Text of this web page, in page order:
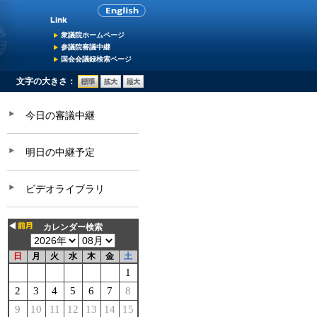
衆議院ホームページ
参議院審議中継
国会会議録検索ページ
文字の大きさ：
今日の審議中継
明日の中継予定
ビデオライブラリ
カレンダー検索
日 月 火 水 木 金 土
1
2
3 4 5 6 7
8
9
10 11 12 13 14
15